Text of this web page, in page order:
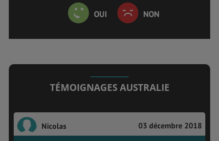
OUI NON
TÉMOIGNAGES AUSTRALIE
Nicolas 03 décembre 2018